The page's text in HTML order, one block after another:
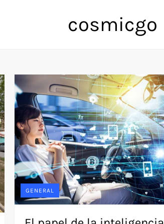
cosmicgo
GENERAL